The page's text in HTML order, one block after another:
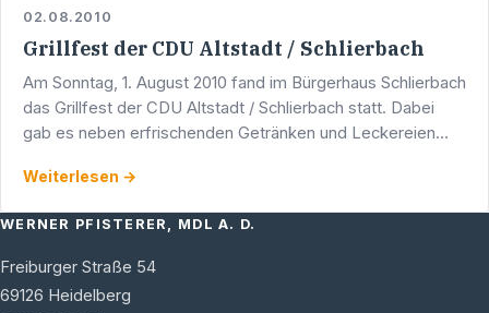
02.08.2010
Grillfest der CDU Altstadt / Schlierbach
Am Sonntag, 1. August 2010 fand im Bürgerhaus Schlierbach
das Grillfest der CDU Altstadt / Schlierbach statt. Dabei
gab es neben erfrischenden Getränken und Leckereien
Weiterlesen →
WERNER PFISTERER, MDL A. D.
Freiburger Straße 54
69126 Heidelberg